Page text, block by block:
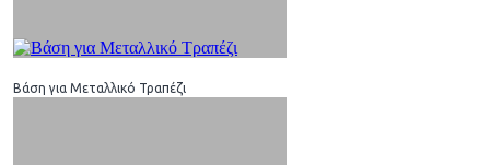
Βάση για Μεταλλικό Τραπέζι